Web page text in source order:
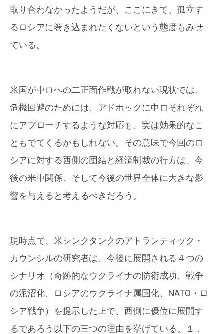
取り合わなかったようだが、ここにきて、孤立す
るロシアに巻き込まれたくないという態度もみせ
ている。
米国が中ロへの二正面作戦が取れない現状では、
危機回避のためには、アドホックに中ロそれぞれ
にアプローチするような対応も、実は効果的なこ
ともでてくるかもしれない。その意味で今回のロ
シアに対する西側の団結と経済制裁の行方は、今
後の米中関係、そして今後の世界全体に大きな影
響を与えると考えるべきだろう。
現時点で、米シンクタンクのアトランティック・
カウンシルの研究者は、今後に展開される４つの
シナリオ（奇跡的なウクライナの防衛成功、戦争
の泥沼化、ロシアのウクライナ属国化、NATO・ロ
シア戦争）を提示した上で、西側に優位に展開す
るであろう以下の三つの理由を挙げている。１．